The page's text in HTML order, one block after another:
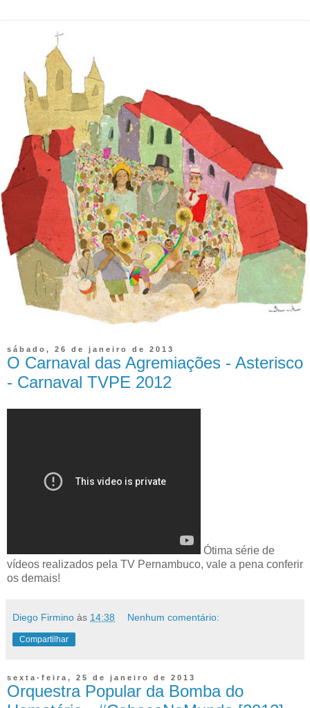
sábado, 26 de janeiro de 2013
O Carnaval das Agremiações - Asterisco
- Carnaval TVPE 2012
Ótima série de
vídeos realizados pela TV Pernambuco, vale a pena conferir
os demais!
Diego Firmino às 14:38 Nenhum comentário:
Compartilhar
sexta-feira, 25 de janeiro de 2013
Orquestra Popular da Bomba do